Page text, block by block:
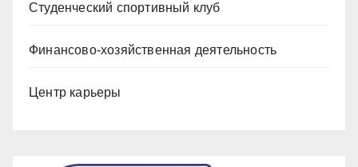
Студенческий спортивный клуб
Финансово-хозяйственная деятельность
Центр карьеры